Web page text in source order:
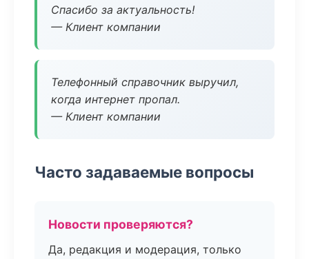
Спасибо за актуальность!
— Клиент компании
Телефонный справочник выручил,
когда интернет пропал.
— Клиент компании
Часто задаваемые вопросы
Новости проверяются?
Да, редакция и модерация, только